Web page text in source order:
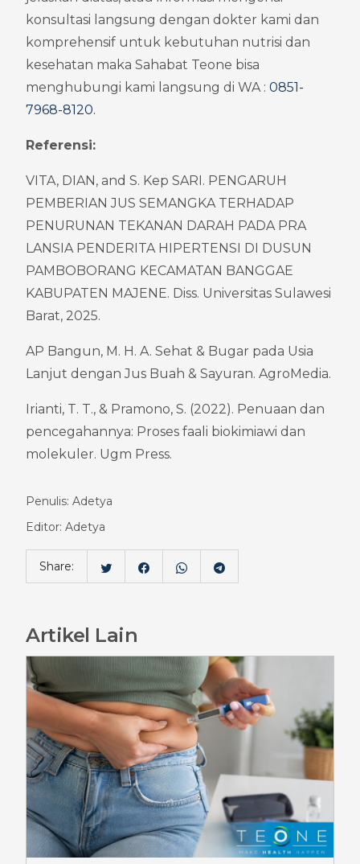
konsultasi langsung dengan dokter kami dan
komprehensif untuk kebutuhan nutrisi dan
kesehatan maka Sahabat Teone bisa
menghubungi kami langsung di WA : 0851-
7968-8120.
Referensi:
VITA, DIAN, and S. Kep SARI. PENGARUH
PEMBERIAN JUS SEMANGKA TERHADAP
PENURUNAN TEKANAN DARAH PADA PRA
LANSIA PENDERITA HIPERTENSI DI DUSUN
PAMBOBORANG KECAMATAN BANGGAE
KABUPATEN MAJENE. Diss. Universitas Sulawesi
Barat, 2025.
AP Bangun, M. H. A. Sehat & Bugar pada Usia
Lanjut dengan Jus Buah & Sayuran. AgroMedia.
Irianti, T. T., & Pramono, S. (2022). Penuaan dan
pencegahannya: Proses faali biokimiawi dan
molekuler. Ugm Press.
Penulis: Adetya
Editor: Adetya
Share:
Artikel Lain